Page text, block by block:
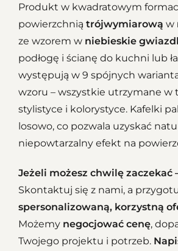
Produkt w kwadratowym
powierzchnią trójwymiarową w
ze wzorem w niebieskie
podłogę i ścianę do kuchni lub
występują w 9 spójnych
wzoru – wszystkie utrzymane w
stylistyce i kolorystyce. Kafelki
losowo, co pozwala uzyskać
niepowtarzalny efekt na
Jeżeli możesz chwilę zaczekać
Skontaktuj się z nami, a
spersonalizowaną, korzystną
Możemy negocjować cenę,
Twojego projektu i potrzeb.